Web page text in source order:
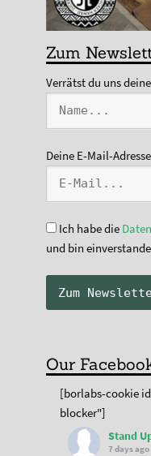
Zum
Verrätst du uns
Deine E-Mail-
Ich habe die
und bin
Our
[borlabs-cookie
blocker"]
Stand
7 days ago